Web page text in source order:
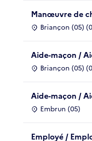
Manœuvre de
Briançon (05)
Aide-maçon /
Briançon (05)
Aide-maçon /
Embrun (05)
Employé /